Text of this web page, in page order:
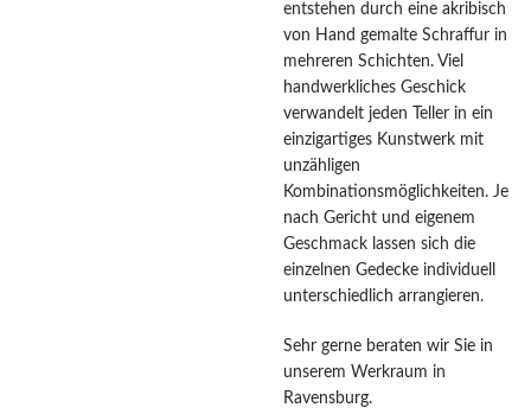
entstehen durch eine akribisch
von Hand gemalte Schraffur in
mehreren Schichten. Viel
handwerkliches Geschick
verwandelt jeden Teller in ein
einzigartiges Kunstwerk mit
unzähligen
Kombinationsmöglichkeiten. Je
nach Gericht und eigenem
Geschmack lassen sich die
einzelnen Gedecke individuell
unterschiedlich arrangieren.
Sehr gerne beraten wir Sie in
unserem Werkraum in
Ravensburg.